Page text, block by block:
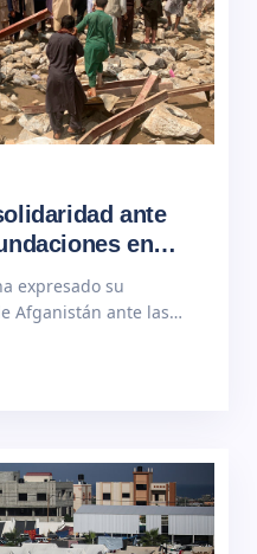
ante
en
expresado su
Afganistán ante las
A
Read More